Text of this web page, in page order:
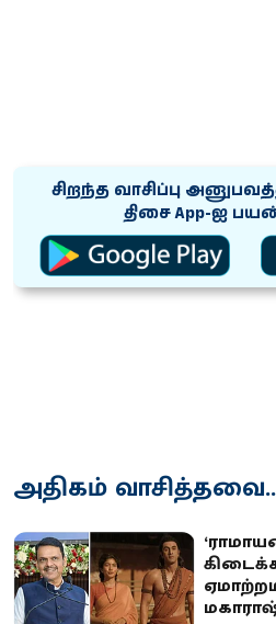
சிறந்த வாசிப்பு
திசை App-ஐ
அதிகம்